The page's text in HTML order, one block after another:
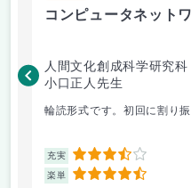
コンピュータネット
人間文化創成科学研究
小口正人先生
輪読形式です。初回に割り
充実 3.5
楽単 4.5